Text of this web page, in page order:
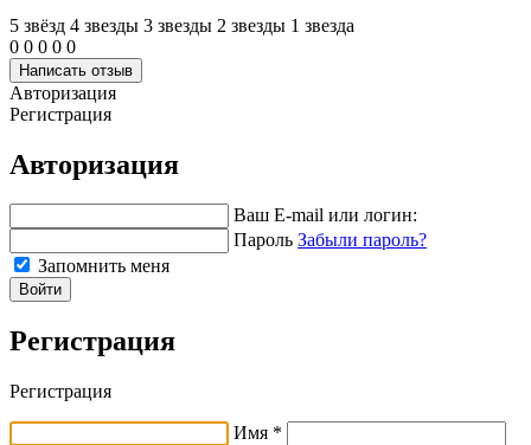
5 звёзд 4 звeзды 3 звeзды 2 звeзды 1 звeзда
0 0 0 0 0
Написать отзыв
Авторизация
Регистрация
Авторизация
Ваш E-mail или логин:
Пароль Забыли пароль?
Запомнить меня
Войти
Регистрация
Регистрация
Имя *